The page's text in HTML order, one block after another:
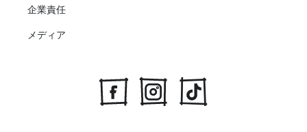
企業責任
メディア